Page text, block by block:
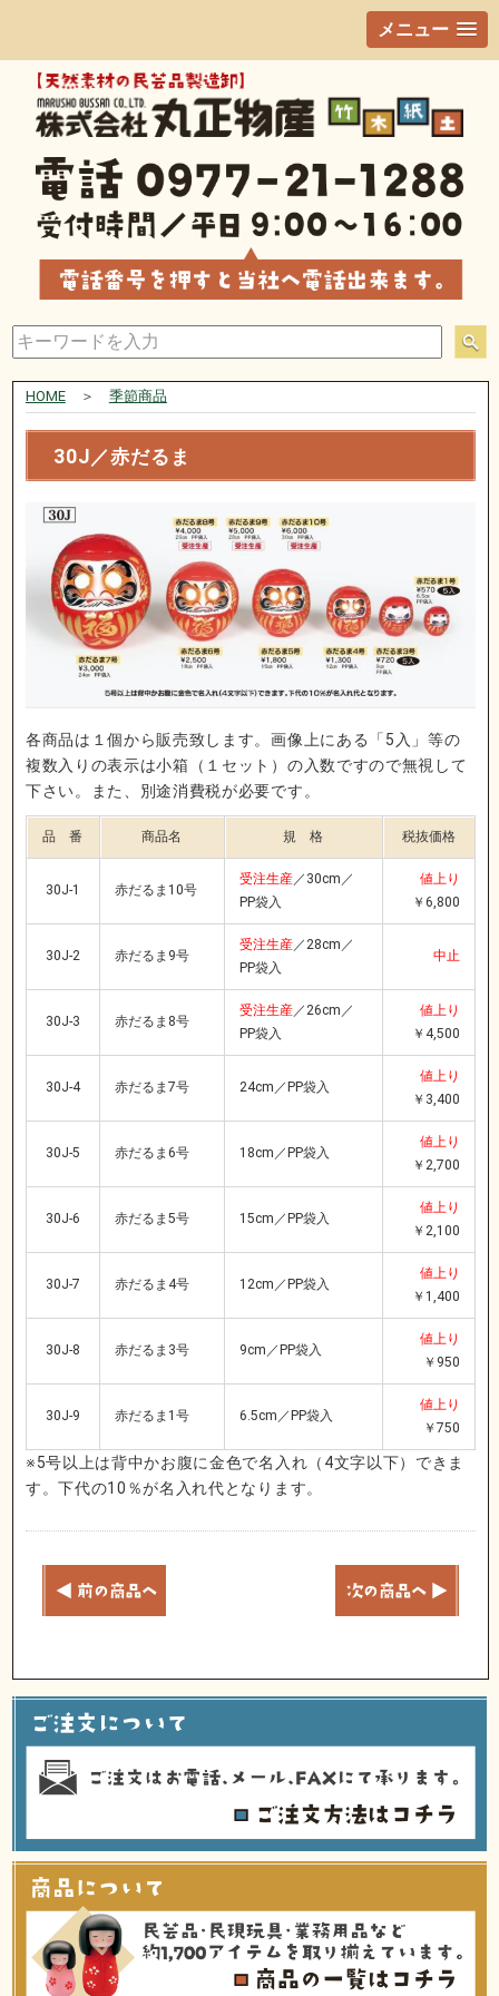
メニュー
HOME＞ 季節商品
30J／赤だるま
各商品は１個から販売致します。画像上にある「5入」等の
複数入りの表示は小箱（１セット）の入数ですので無視して
下さい。また、別途消費税が必要です。
品 番 商品名 規 格 税抜価格
30J-1 赤だるま10号
受注生産／30cm／
PP袋入
値上り
￥6,800
30J-2 赤だるま9号
受注生産／28cm／
PP袋入
中止
30J-3 赤だるま8号
受注生産／26cm／
PP袋入
値上り
￥4,500
30J-4 赤だるま7号 24cm／PP袋入
値上り
￥3,400
30J-5 赤だるま6号 18cm／PP袋入
値上り
￥2,700
30J-6 赤だるま5号 15cm／PP袋入
値上り
￥2,100
30J-7 赤だるま4号 12cm／PP袋入
値上り
￥1,400
30J-8 赤だるま3号 9cm／PP袋入
値上り
￥950
30J-9 赤だるま1号 6.5cm／PP袋入
値上り
￥750
※5号以上は背中かお腹に金色で名入れ（4文字以下）できま
す。下代の10％が名入れ代となります。